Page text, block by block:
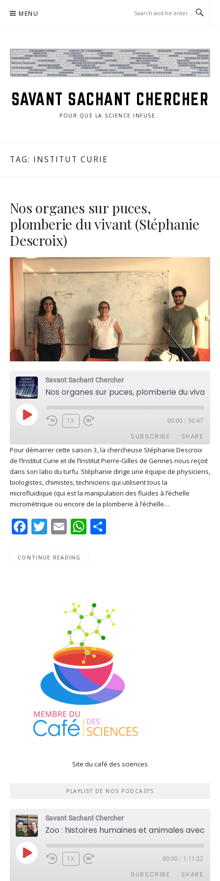
MENU
SAVANT SACHANT CHERCHER
POUR QUE LA SCIENCE INFUSE…
TAG: INSTITUT CURIE
Nos organes sur puces,
plomberie du vivant (Stéphanie
Descroix)
Savant Sachant Chercher
PLAY
EPISODE
1X 00:00 / 50:47
SUBSCRIBE SHARE
Apple Podcasts Deezer
Google Play PocketCasts
Podcast Addict RSS
Spotify
RSS FEED
SHARE
LINK
EMBED
Pour démarrer cette saison 3, la chercheuse Stéphanie Descroix
de l’Institut Curie et de l’Institut Pierre-Gilles de Gennes nous reçoit
dans son labo du turfu. Stéphanie dirige une équipe de physiciens,
biologistes, chimistes, techniciens qui utilisent tous la
microfluidique (qui est la manipulation des fluides à l’échelle
micrométrique ou encore de la plomberie à l’échelle…
Facebook
Twitter
EmailWhatsApp
CONTINUE READING
Site du café des sciences
PLAYLIST DE NOS PODCASTS
Savant Sachant Chercher
PLAY
EPISODE
1X 00:00 / 1:11:22
SUBSCRIBE SHARE